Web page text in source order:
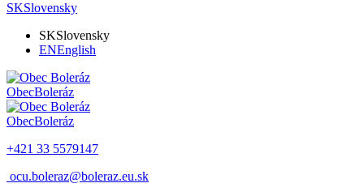
SKSlovensky
SKSlovensky
ENEnglish
ObecBoleráz
ObecBoleráz
+421 33 5579147
ocu.boleraz@boleraz.eu.sk